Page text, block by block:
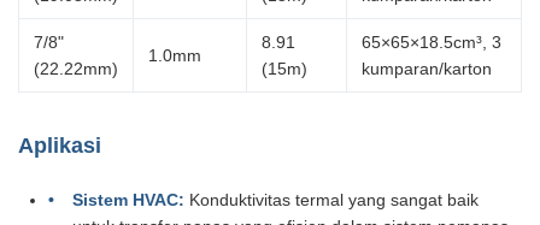
7/8"
(22.22mm)
1.0mm
8.91
(15m)
65×65×18.5cm³, 3
kumparan/karton
Aplikasi
Sistem HVAC: Konduktivitas termal yang sangat baik